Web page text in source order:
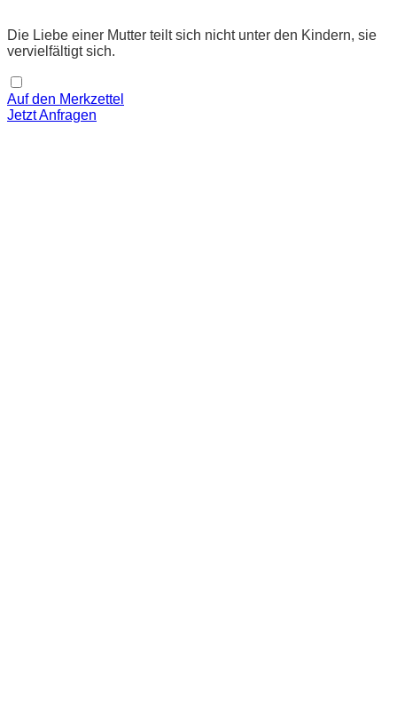
Die Liebe einer Mutter teilt sich nicht unter den Kindern, sie
vervielfältigt sich.
Auf den Merkzettel
Jetzt Anfragen